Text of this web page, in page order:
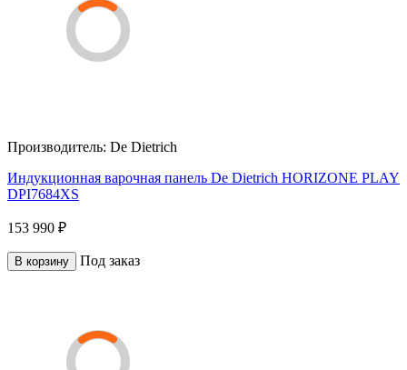
Производитель: De Dietrich
Индукционная варочная панель De Dietrich HORIZONE PLAY
DPI7684XS
153 990 ₽
В корзину Под заказ